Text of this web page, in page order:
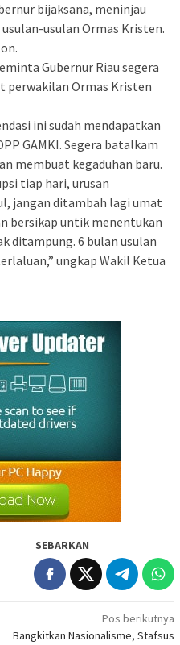
bijaksana, meninjau
usulan Ormas Kristen.
Gubernur Riau segera
Ormas Kristen
ini sudah mendapatkan
GAMKI. Segera batalkam
membuat kegaduhan baru.
tiap hari, urusan
jangan ditambah lagi umat
bersikap untik menentukan
ditampung. 6 bulan usulan
ungkap Wakil Ketua
SEBARKAN
Pos berikutnya
Bangkitkan Nasionalisme, Stafsus